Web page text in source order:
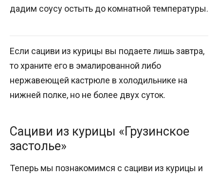
дадим соусу остыть до комнатной температуры.
Если сациви из курицы вы подаете лишь завтра,
то храните его в эмалированной либо
нержавеющей кастрюле в холодильнике на
нижней полке, но не более двух суток.
Сациви из курицы «Грузинское
застолье»
Теперь мы познакомимся с сациви из курицы и